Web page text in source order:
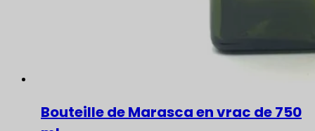
Bouteille de Marasca en vrac de 750